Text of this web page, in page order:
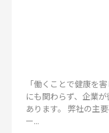
「働くことで健康を
にも関わらず、企業
あります。 弊社の主
ー...